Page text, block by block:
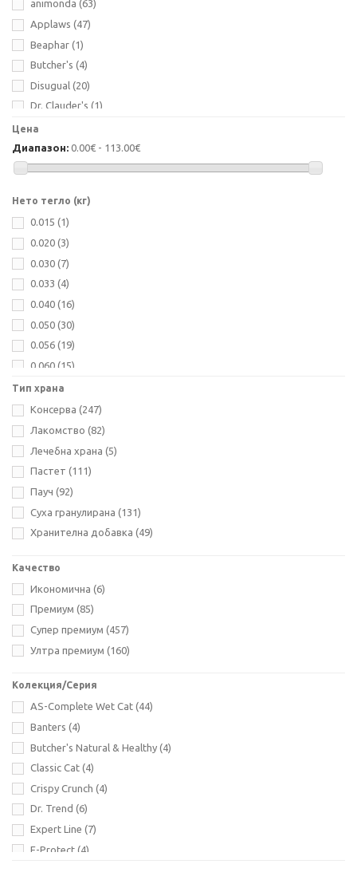
animonda (63)
Applaws (47)
Beaphar (1)
Butcher's (4)
Disugual (20)
Dr. Clauder's (1)
Flatazor
Gheda(4)
Gimborn(40)
INABA(35)
La Normandise
Life Natural
Natua(70)
Natural Greatnes
Nobby(18)
Nuevo(25)
Optima Nova
Perfecto Petfood
Planet Pet
Quattro(2)
Riverwood(26)
Sam's Field(1)
Sanal(22)
Schesir(83)
Shelma(8)
Sokol Falco(4)
Trixie(6)
Virbac(1)
Visan (10)
Vitakraft (40)
Цена
Диапазон: 0.00€ - 113.00€
Нето тегло (кг)
0.015 (1)
0.020 (3)
0.030 (7)
0.033 (4)
0.040 (16)
0.050 (30)
0.056 (19)
0.060 (15)
0.070(33)
0.075(9)
0.080 (4)
0.085(156)
0.100(43)
0.125(4)
0.130(3)
0.150(5)
0.180(1)
0.190(4)
0.200(29)
0.210(6)
0.250(1)
0.300(6)
0.340(1)
0.350(4)
0.400(84)
0.425(1)
0.500(1)
0.680(1)
0.800 (19)
0.840(2)
Тип храна
Консерва (247)
Лакомство (82)
Лечебна храна (5)
Пастет (111)
Пауч (92)
Суха гранулирана (131)
Хранителна добавка (49)
Качество
Икономична (6)
Премиум (85)
Супер премиум (457)
Ултра премиум (160)
Колекция/Серия
AS-Complete Wet Cat (44)
Banters (4)
Butcher's Natural & Healthy (4)
Classic Cat (4)
Crispy Crunch (4)
Dr. Trend (6)
Expert Line (7)
F-Protect (4)